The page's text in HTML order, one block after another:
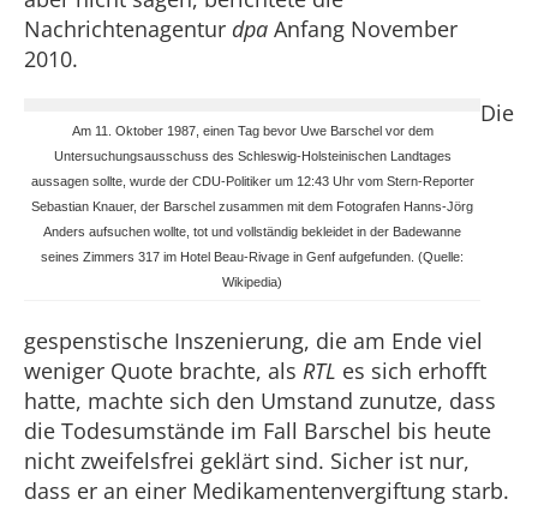
Nachrichtenagentur dpa Anfang November
2010.
Am 11. Oktober 1987, einen Tag bevor Uwe Barschel vor dem
Untersuchungsausschuss des Schleswig-Holsteinischen Landtages
aussagen sollte, wurde der CDU-Politiker um 12:43 Uhr vom Stern-Reporter
Sebastian Knauer, der Barschel zusammen mit dem Fotografen Hanns-Jörg
Anders aufsuchen wollte, tot und vollständig bekleidet in der Badewanne
seines Zimmers 317 im Hotel Beau-Rivage in Genf aufgefunden. (Quelle:
Wikipedia)
Die
gespenstische Inszenierung, die am Ende viel
weniger Quote brachte, als RTL es sich erhofft
hatte, machte sich den Umstand zunutze, dass
die Todesumstände im Fall Barschel bis heute
nicht zweifelsfrei geklärt sind. Sicher ist nur,
dass er an einer Medikamentenvergiftung starb.